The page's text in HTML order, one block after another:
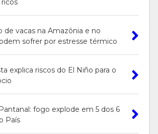
de vacas na Amazônia e no
sofrer por estresse térmico
explica riscos do El Niño para o
fogo explode em 5 dos 6
País